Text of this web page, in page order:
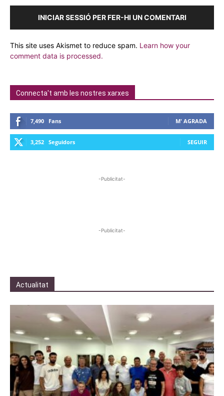
INICIAR SESSIÓ PER FER-HI UN COMENTARI
This site uses Akismet to reduce spam. Learn how your
comment data is processed.
Connecta't amb les nostres xarxes
7,490 Fans M' AGRADA
3,252 Seguidors SEGUIR
-Publicitat-
-Publicitat-
Actualitat